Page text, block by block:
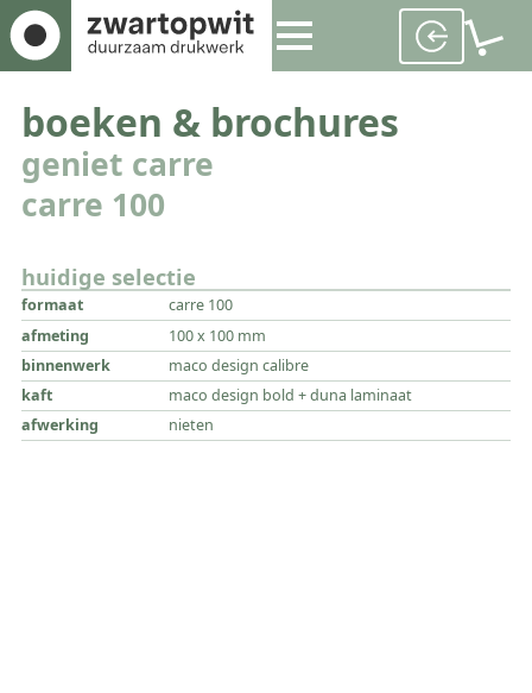
boeken & brochures
geniet carre
carre 100
huidige selectie
formaat
carre 100
afmeting
100 x 100 mm
binnenwerk
maco design calibre
kaft
maco design bold + duna laminaat
afwerking
nieten